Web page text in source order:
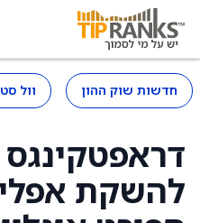
חדשות שוק ההון וול
דראפטקינגס
להשקת